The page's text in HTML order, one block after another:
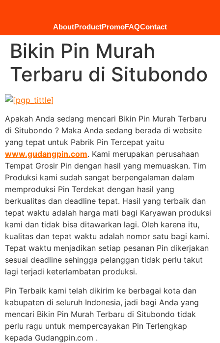
AboutProductPromoFAQContact
Bikin Pin Murah
Terbaru di Situbondo
Apakah Anda sedang mencari Bikin Pin Murah Terbaru
di Situbondo ? Maka Anda sedang berada di website
yang tepat untuk Pabrik Pin Tercepat yaitu
www.gudangpin.com. Kami merupakan perusahaan
Tempat Grosir Pin dengan hasil yang memuaskan. Tim
Produksi kami sudah sangat berpengalaman dalam
memproduksi Pin Terdekat dengan hasil yang
berkualitas dan deadline tepat. Hasil yang terbaik dan
tepat waktu adalah harga mati bagi Karyawan produksi
kami dan tidak bisa ditawarkan lagi. Oleh karena itu,
kualitas dan tepat waktu adalah nomor satu bagi kami.
Tepat waktu menjadikan setiap pesanan Pin dikerjakan
sesuai deadline sehingga pelanggan tidak perlu takut
lagi terjadi keterlambatan produksi.
Pin Terbaik kami telah dikirim ke berbagai kota dan
kabupaten di seluruh Indonesia, jadi bagi Anda yang
mencari Bikin Pin Murah Terbaru di Situbondo tidak
perlu ragu untuk mempercayakan Pin Terlengkap
kepada Gudangpin.com .